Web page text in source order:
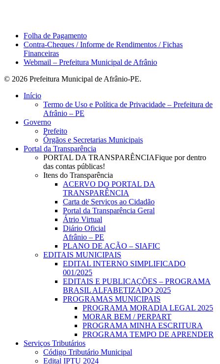
Folha de Pagamento
Contra-Cheques / Informe de Rendimentos / Fichas
Financeiras
Webmail – Prefeitura Municipal de Afrânio
© 2026 Prefeitura Municipal de Afrânio-PE.
Close
Início
Termo de Uso e Política de Privacidade – Prefeitura de
Afrânio – PE
Governo
Prefeito
Órgãos e Secretarias Municipais
Portal da Transparência
PORTAL DA TRANSPARÊNCIAFique por dentro
das contas públicas!
Itens do Transparência
ACERVO DO PORTAL DA
TRANSPARÊNCIA
Carta de Serviços ao Cidadão
Portal da Transparência Geral
Átrio Virtual
Diário Oficial
Afrânio – PE
PLANO DE AÇÃO – SIAFIC
EDITAIS MUNICIPAIS
EDITAL INTERNO SIMPLIFICADO
001/2025
EDITAIS E PUBLICAÇÕES – PROGRAMA
BRASIL ALFABETIZADO 2025
PROGRAMAS MUNICIPAIS
PROGRAMA MORADIA LEGAL 2025
MORAR BEM / PERPART
PROGRAMA MINHA ESCRITURA
PROGRAMA TEMPO DE APRENDER
Serviços Tributários
Código Tributário Municipal
Edital IPTU 2024